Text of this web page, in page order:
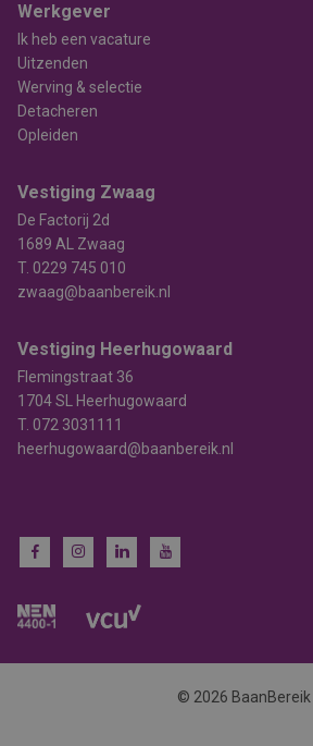
Werkgever
Ik heb een vacature
Uitzenden
Werving & selectie
Detacheren
Opleiden
Vestiging Zwaag
De Factorij 2d
1689 AL Zwaag
T. 0229 745 010
zwaag@baanbereik.nl
Vestiging Heerhugowaard
Flemingstraat 36
1704 SL Heerhugowaard
T. 072 3031111
heerhugowaard@baanbereik.nl
© 2026 BaanBereik